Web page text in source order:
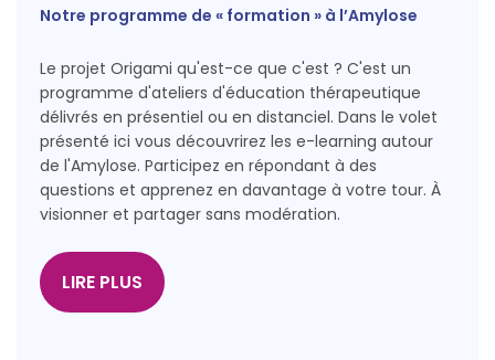
Notre programme de « formation » à l’Amylose
Le projet Origami qu'est-ce que c'est ? C'est un
programme d'ateliers d'éducation thérapeutique
délivrés en présentiel ou en distanciel. Dans le volet
présenté ici vous découvrirez les e-learning autour
de l'Amylose. Participez en répondant à des
questions et apprenez en davantage à votre tour. À
visionner et partager sans modération.
LIRE PLUS